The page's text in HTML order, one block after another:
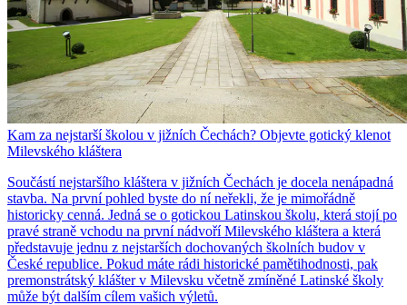
Kam za nejstarší školou v jižních Čechách? Objevte gotický klenot
Milevského kláštera
Součástí nejstaršího kláštera v jižních Čechách je docela nenápadná
stavba. Na první pohled byste do ní neřekli, že je mimořádně
historicky cenná. Jedná se o gotickou Latinskou školu, která stojí po
pravé straně vchodu na první nádvoří Milevského kláštera a která
představuje jednu z nejstarších dochovaných školních budov v
České republice. Pokud máte rádi historické pamětihodnosti, pak
premonstrátský klášter v Milevsku včetně zmíněné Latinské školy
může být dalším cílem vašich výletů.